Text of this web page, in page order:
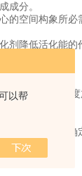
以帮
成分。
空间构象所必
剂降低活化能的
使化学反应速度
化基团取得正确